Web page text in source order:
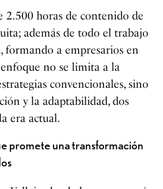
2.500 horas de contenido de
además de todo el trabajo
formando a empresarios en
enfoque no se limita a la
convencionales, sino
y la adaptabilidad, dos
era actual.
promete una transformación